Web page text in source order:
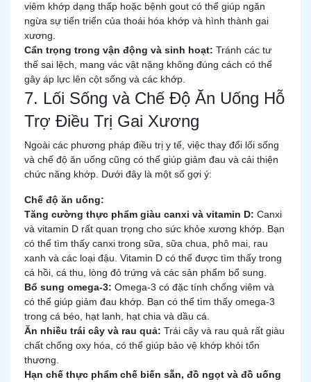
viêm khớp dạng thấp hoặc bệnh gout có thể giúp ngăn
ngừa sự tiến triển của thoái hóa khớp và hình thành gai
xương.
Cẩn trọng trong vận động và sinh hoạt: Tránh các tư
thế sai lệch, mang vác vật nặng không đúng cách có thể
gây áp lực lên cột sống và các khớp.
7. Lối Sống và Chế Độ Ăn Uống Hỗ
Trợ Điều Trị Gai Xương
Ngoài các phương pháp điều trị y tế, việc thay đổi lối sống
và chế độ ăn uống cũng có thể giúp giảm đau và cải thiện
chức năng khớp. Dưới đây là một số gợi ý:
Chế độ ăn uống:
Tăng cường thực phẩm giàu canxi và vitamin D: Canxi
và vitamin D rất quan trọng cho sức khỏe xương khớp. Bạn
có thể tìm thấy canxi trong sữa, sữa chua, phô mai, rau
xanh và các loại đậu. Vitamin D có thể được tìm thấy trong
cá hồi, cá thu, lòng đỏ trứng và các sản phẩm bổ sung.
Bổ sung omega-3: Omega-3 có đặc tính chống viêm và
có thể giúp giảm đau khớp. Bạn có thể tìm thấy omega-3
trong cá béo, hạt lanh, hạt chia và dầu cá.
Ăn nhiều trái cây và rau quả: Trái cây và rau quả rất giàu
chất chống oxy hóa, có thể giúp bảo vệ khớp khỏi tổn
thương.
Hạn chế thực phẩm chế biến sẵn, đồ ngọt và đồ uống